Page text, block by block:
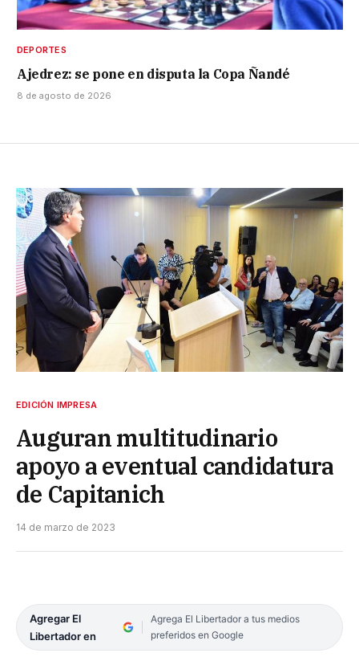
DEPORTES
Ajedrez: se pone en disputa la Copa Ñandé
8 de agosto de 2026
EDICIÓN IMPRESA
Auguran multitudinario
apoyo a eventual candidatura
de Capitanich
14 de marzo de 2023
Agregar El
Libertador en
Agrega El Libertador a tus medios
preferidos en Google